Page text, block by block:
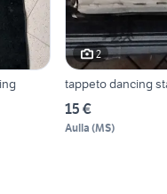
2
tappeto dancing
15 €
Aulla (MS)